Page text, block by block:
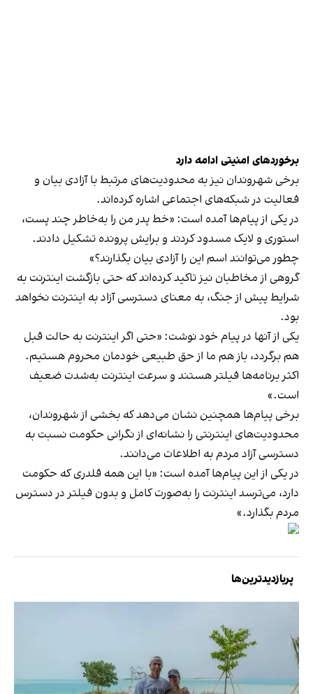
برخوردهای امنیتی ادامه دارد
برخی شهروندان نیز به محدودیت‌های مرتبط با آزادی بیان و
فعالیت در شبکه‌های اجتماعی اشاره کرده‌اند.
در یکی از پیام‌ها آمده است: «خط پدر من را به‌خاطر چند پست،
استوری و لایک مسدود کردند و برایش پرونده تشکیل دادند.
چطور می‌توانند اسم این را آزادی بیان بگذارند؟»
گروهی از مخاطبان نیز تاکید کرده‌اند که حتی بازگشت اینترنت به
شرایط پیش از جنگ، به معنای دسترسی آزاد به اینترنت نخواهد
بود.
یکی از آنها در پیام خود نوشت: «حتی اگر اینترنت به حالت قبل
هم برگردد، باز هم ما از حق طبیعی خودمان محروم هستیم.
اکثر برنامه‌ها فیلتر هستند و سرعت اینترنت به‌شدت ضعیف
است.»
برخی پیام‌ها همچنین نشان می‌دهد که بخشی از شهروندان،
محدودیت‌های اینترنتی را نشانه‌ای از نگرانی حکومت نسبت به
دسترسی آزاد مردم به اطلاعات می‌دانند.
در یکی از این پیام‌ها آمده است: «با این همه قلدری که حکومت
دارد، می‌ترسد اینترنت را به‌صورت کامل و بدون فیلتر در دسترس
مردم بگذارد.»
پربازدیدترین‌ها